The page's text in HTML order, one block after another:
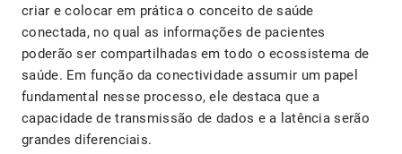
criar e colocar em prática o conceito de saúde
conectada, no qual as informações de pacientes
poderão ser compartilhadas em todo o ecossistema de
saúde. Em função da conectividade assumir um papel
fundamental nesse processo, ele destaca que a
capacidade de transmissão de dados e a latência serão
grandes diferenciais.